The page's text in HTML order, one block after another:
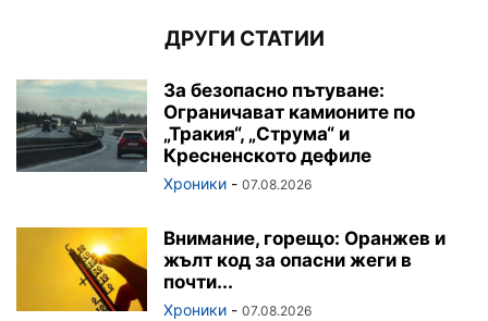
ДРУГИ СТАТИИ
За безопасно пътуване:
Ограничават камионите по
„Тракия“, „Струма“ и
Кресненското дефиле
Хроники - 07.08.2026
Внимание, горещо: Оранжев и
жълт код за опасни жеги в
почти...
Хроники - 07.08.2026